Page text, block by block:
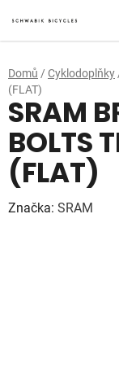
na
obsah
Domů / Cyklodoplňky
(FLAT)
SRAM
BOLTS
(FLAT)
Značka: SRAM